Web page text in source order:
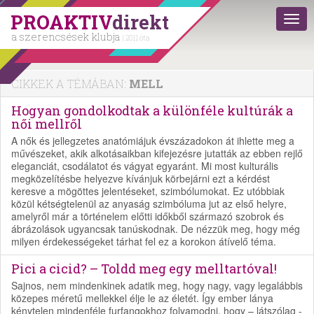
PROAKTIVdirekt
a szerencsések klubja | 2011 óta
CIKKEK A TÉMÁBAN: MELL
Hogyan gondolkodtak a különféle kultúrák a
női mellről
A nők és jellegzetes anatómiájuk évszázadokon át ihlette meg a
művészeket, akik alkotásaikban kifejezésre jutatták az ebben rejlő
eleganciát, csodálatot és vágyat egyaránt. Mi most kulturális
megközelítésbe helyezve kívánjuk körbejárni ezt a kérdést
keresve a mögöttes jelentéseket, szimbólumokat. Ez utóbbiak
közül kétségtelenül az anyaság szimbóluma jut az első helyre,
amelyről már a történelem előtti időkből származó szobrok és
ábrázolások ugyancsak tanúskodnak. De nézzük meg, hogy még
milyen érdekességeket tárhat fel ez a korokon átívelő téma.
Pici a cicid? – Toldd meg egy melltartóval!
Sajnos, nem mindenkinek adatik meg, hogy nagy, vagy legalábbis
közepes méretű mellekkel élje le az életét. Így ember lánya
kénytelen mindenféle furfangokhoz folyamodni, hogy – látszólag -